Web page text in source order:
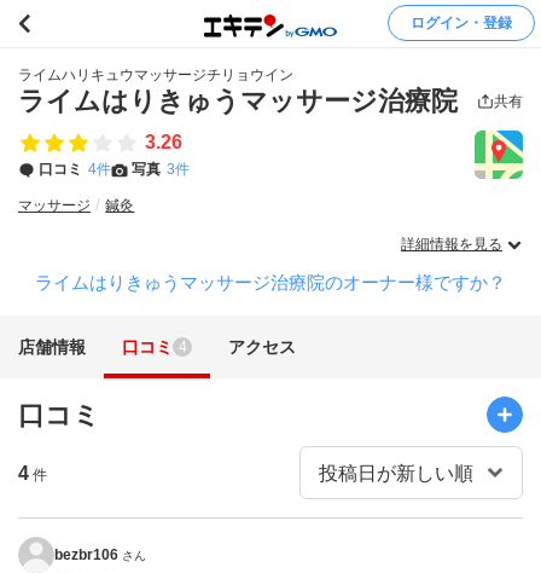
ログイン・登録
ライムハリキュウマッサージチリョウイン
ライムはりきゅうマッサージ治療院 共有
3.26
口コミ 4件 写真 3件
マッサージ 鍼灸
詳細情報を見る
ライムはりきゅうマッサージ治療院のオーナー様ですか？
店舗情報 口コミ 4 アクセス
口コミ
4 件
bezbr106 さん